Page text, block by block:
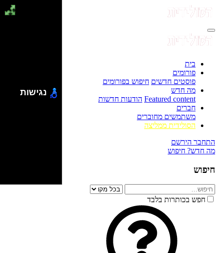
בית
פורומים
פוסטים חדשים חיפוש בפורומים
מה חדש
Featured content הודעות חדשות
חברים
משתמשים מחוברים
הסולידית ממליצה
התחבר הירשם
מה חדש? חיפוש
חיפוש
חפש בכותרות בלבד
נגישות